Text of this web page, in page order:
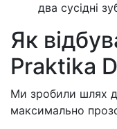
два сусідні
Як
Praktika
Ми зробили шлях
максимально